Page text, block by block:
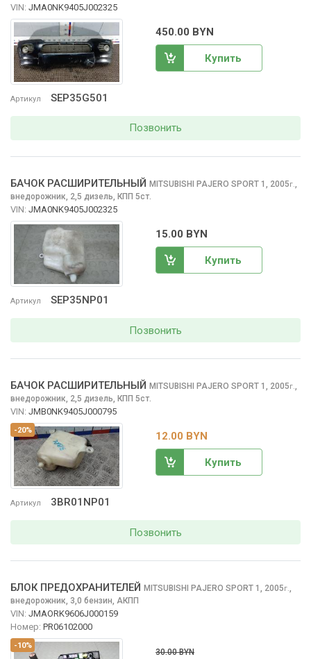
Артикул SEP35G501
VIN: JMA0NK9405J002325
450.00 BYN
Купить
Позвонить
Артикул SEP35NP01
БАЧОК РАСШИРИТЕЛЬНЫЙ MITSUBISHI PAJERO SPORT 1, 2005г.
внедорожник, 2,5 дизель, КПП 5ст.
VIN: JMA0NK9405J002325
15.00 BYN
Купить
Позвонить
-20%
Артикул 3BR01NP01
БАЧОК РАСШИРИТЕЛЬНЫЙ MITSUBISHI PAJERO SPORT 1, 2005г.
внедорожник, 2,5 дизель, КПП 5ст.
VIN: JMB0NK9405J000795
12.00 BYN
Купить
Позвонить
-10%
БЛОК ПРЕДОХРАНИТЕЛЕЙ MITSUBISHI PAJERO SPORT 1, 2005г.
внедорожник, 3,0 бензин, АКПП
VIN: JMAORK9606J000159
Номер: PR06102000
30.00 BYN